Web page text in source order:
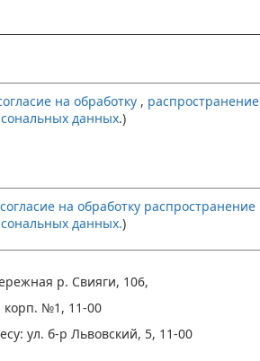
на обработку, распространение
данных.)
согласие на обработку распространение
данных.)
р. Свияги, 106,
корп. №1, 11-00
ул. б-р Львовский, 5, 11-00